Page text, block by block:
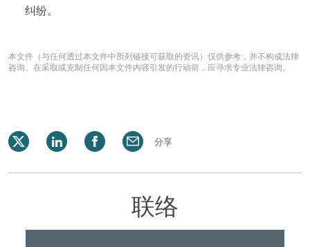
纠纷。
本文件（与任何透过本文件中所列链接可获取的资讯）仅供参考，并不构成法律
咨询。在采取或克制任何因本文件内容引发的行动前，应寻求专业法律咨询。
分享
联络